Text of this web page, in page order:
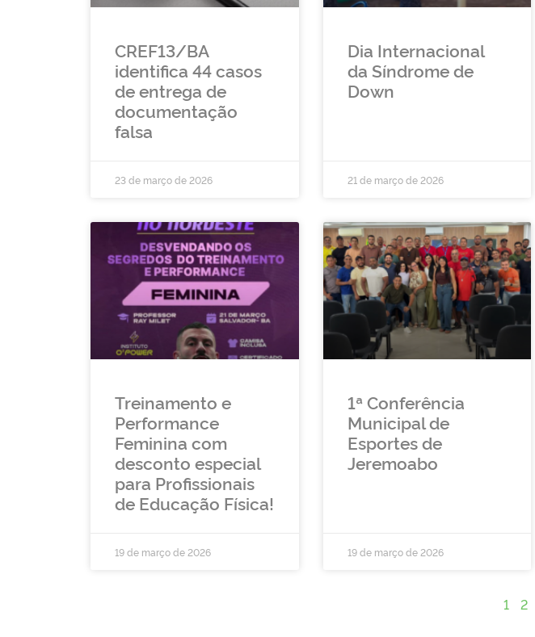
CREF13/BA
identifica 44 casos
de entrega de
documentação
falsa
23 de março de 2026
Dia Internacional
da Síndrome de
Down
21 de março de 2026
Treinamento e
Performance
Feminina com
desconto especial
para Profissionais
de Educação Física!
19 de março de 2026
1ª Conferência
Municipal de
Esportes de
Jeremoabo
19 de março de 2026
1 2